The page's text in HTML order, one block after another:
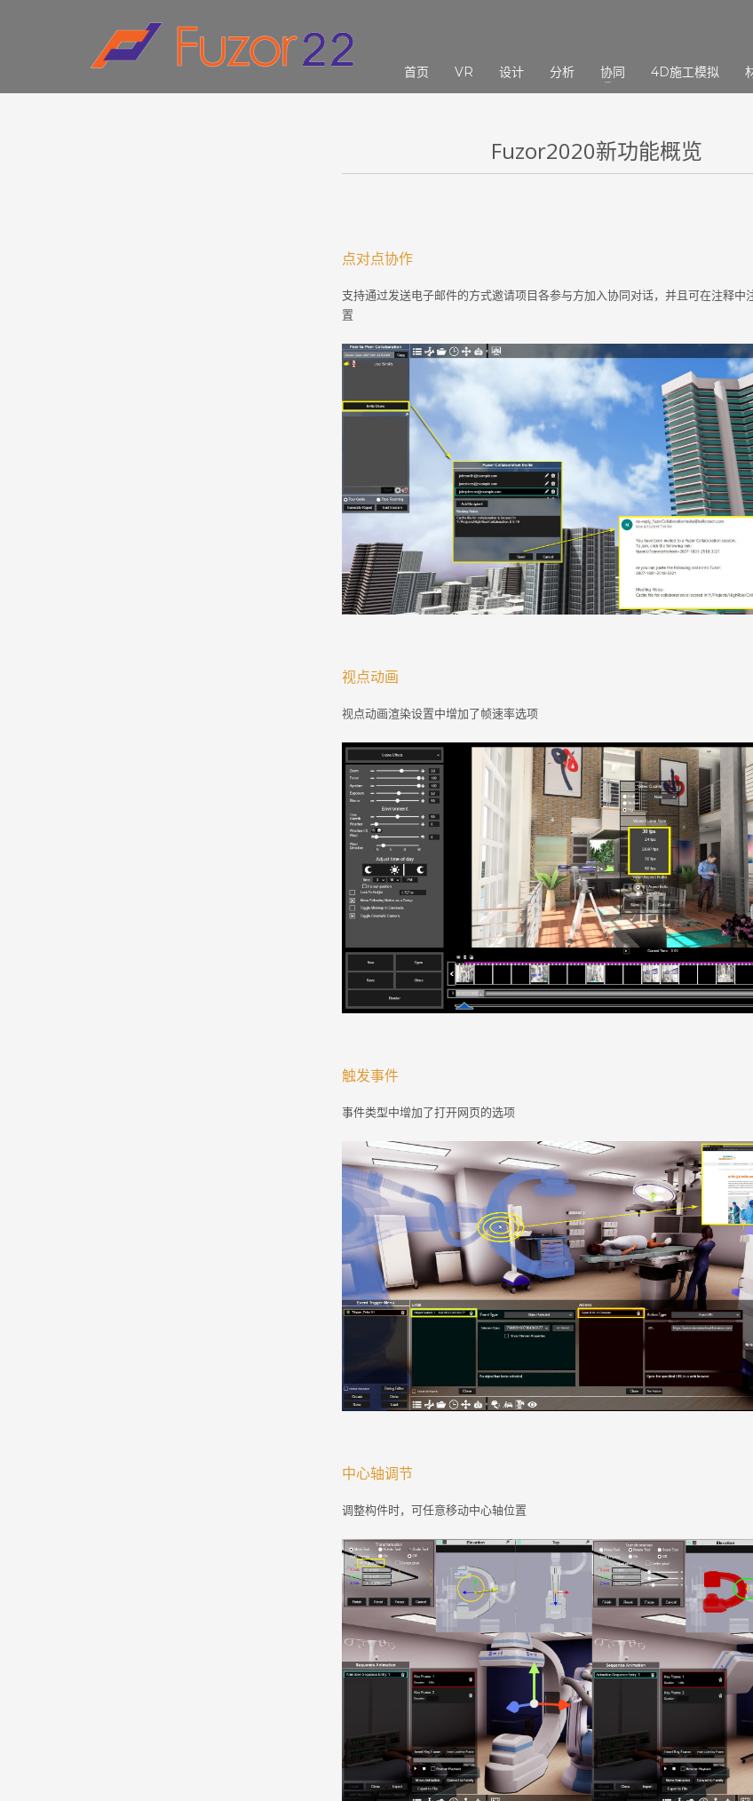
HOW TO SHOP
1 Login or create new account.
首页 VR 设计 分析 协同 4D施工模拟
Fuzor2020新功能概览
点对点协作
支持通过发送电子邮件的方式邀请项目各参与方加入协同对话，并且可在注释中
置
视点动画
视点动画渲染设置中增加了帧速率选项
触发事件
事件类型中增加了打开网页的选项
中心轴调节
调整构件时，可任意移动中心轴位置